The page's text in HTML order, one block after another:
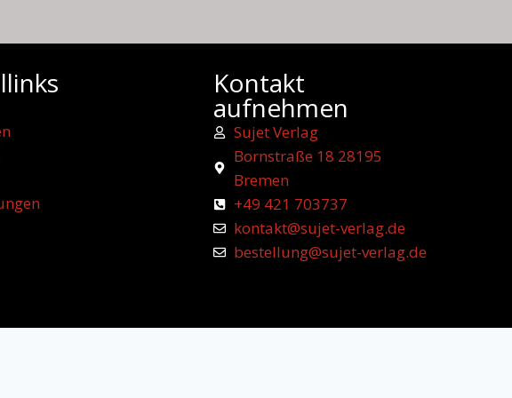
Kontakt
aufnehmen
Sujet Verlag
Bornstraße 18 28195
Bremen
+49 421 703737
kontakt@sujet-verlag.de
bestellung@sujet-verlag.de